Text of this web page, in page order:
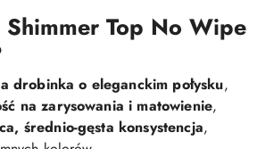
Top No Wipe
drobinka o eleganckim połysku,
na zarysowania i matowienie,
średnio-gęsta konsystencja,